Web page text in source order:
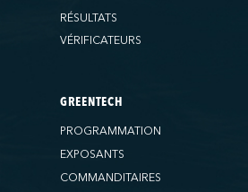
RÉSULTATS
VÉRIFICATEURS
GREENTECH
PROGRAMMATION
EXPOSANTS
COMMANDITAIRES